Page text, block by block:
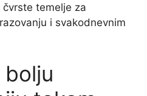
temelje za
i svakodnevnim
bolju